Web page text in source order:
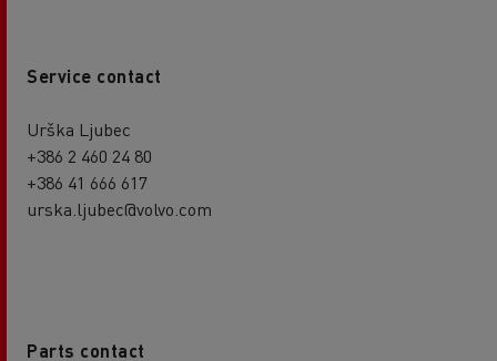
Service contact
Urška Ljubec
+386 2 460 24 80
+386 41 666 617
urska.ljubec@volvo.com
Parts contact